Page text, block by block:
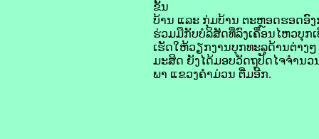
ຂັ້ນ
ບ້ານ ແລະ ກຸ່ມບ້ານ ຕະຫຼອດຮອດອົ
ຮ່ວມມືກັບບໍລິສັດທີ່ລົງເຄື່ອນໄຫວບຸກ
ເຮັດໃຫ້ວຽກງານບຸກທະລຸດ້ານຕ່າງ
ມະສິດ ຍັງໄດ້ມອບວັດຖຸປັດໄຈຈຳນ
ພາ ແຂວງຄຳມ່ວນ ຕື່ມອີກ.